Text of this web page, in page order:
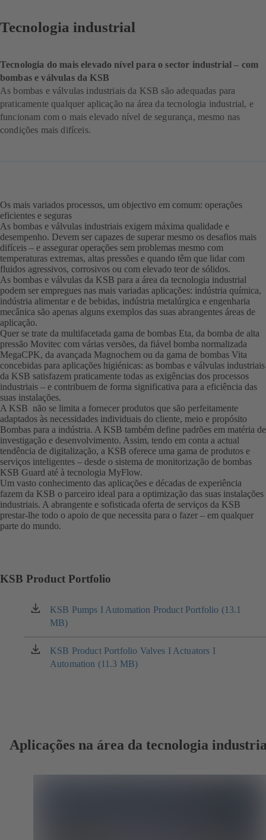
Tecnologia industrial
Tecnologia do mais elevado nível para o sector industrial – com
bombas e válvulas da KSB
As bombas e válvulas industriais da KSB são adequadas para
praticamente qualquer aplicação na área da tecnologia industrial, e
funcionam com o mais elevado nível de segurança, mesmo nas
condições mais difíceis.
Os mais variados processos, um objectivo em comum: operações
eficientes e seguras
As bombas e válvulas industriais exigem máxima qualidade e
desempenho. Devem ser capazes de superar mesmo os desafios mais
difíceis – e assegurar operações sem problemas mesmo com
temperaturas extremas, altas pressões e quando têm que lidar com
fluidos agressivos, corrosivos ou com elevado teor de sólidos.
As bombas e válvulas da KSB para a área da tecnologia industrial
podem ser empregues nas mais variadas aplicações: indústria química,
indústria alimentar e de bebidas, indústria metalúrgica e engenharia
mecânica são apenas alguns exemplos das suas abrangentes áreas de
aplicação.
Quer se trate da multifacetada gama de bombas Eta, da bomba de alta
pressão Movitec com várias versões, da fiável bomba normalizada
MegaCPK, da avançada Magnochem ou da gama de bombas Vita
concebidas para aplicações higiénicas: as bombas e válvulas industriais
da KSB satisfazem praticamente todas as exigências dos processos
industriais – e contribuem de forma significativa para a eficiência das
suas instalações.
A KSB não se limita a fornecer produtos que são perfeitamente
adaptados às necessidades individuais do cliente, meio e propósito
Bombas para a indústria. A KSB também define padrões em matéria de
investigação e desenvolvimento. Assim, tendo em conta a actual
tendência de digitalização, a KSB oferece uma gama de produtos e
serviços inteligentes – desde o sistema de monitorização de bombas
KSB Guard até à tecnologia MyFlow.
Um vasto conhecimento das aplicações e décadas de experiência
fazem da KSB o parceiro ideal para a optimização das suas instalações
industriais. A abrangente e sofisticada oferta de serviços da KSB
prestar-lhe todo o apoio de que necessita para o fazer – em qualquer
parte do mundo.
KSB Product Portfolio
KSB Pumps I Automation Product Portfolio (13.1
MB)
(abre
em
uma
nova
aba)
KSB Product Portfolio Valves I Actuators I
Automation (11.3 MB)
(abre
em
Aplicações na área da tecnologia